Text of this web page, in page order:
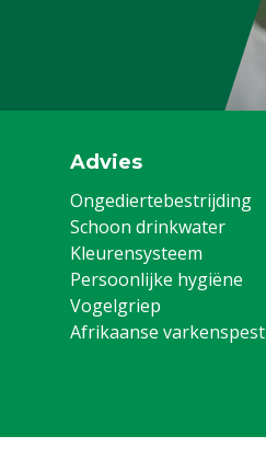
Advies
Ongediertebestrijding
Schoon drinkwater
Kleurensysteem
Persoonlijke hygiëne
Vogelgriep
Afrikaanse varkenspest